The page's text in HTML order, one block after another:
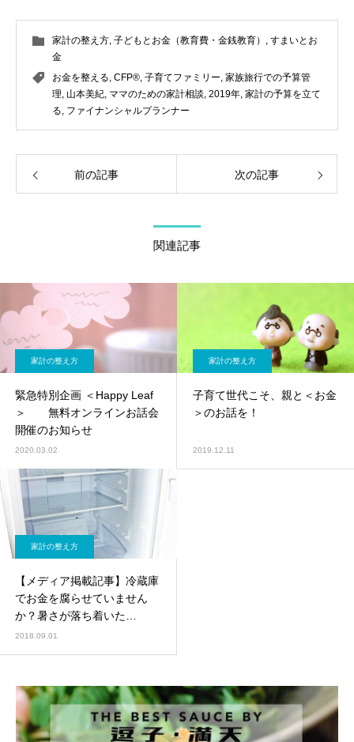
家計の整え方, 子どもとお金（教育費・金銭教育） , すまいとお
金
お金を整える, CFP®, 子育てファミリー, 家族旅行での予算管
理, 山本美紀, ママのための家計相談, 2019年, 家計の予算を立て
る, ファイナンシャルプランナー
前の記事 次の記事
関連記事
家計の整え方
緊急特別企画 ＜Happy Leaf
＞ 無料オンラインお話会
開催のお知らせ
2020.03.02
家計の整え方
子育て世代こそ、親と＜お金
＞のお話を！
2019.12.11
家計の整え方
【メディア掲載記事】冷蔵庫
でお金を腐らせていません
か？暑さが落ち着いた
ら、、、冷蔵庫からはじめる
2018.09.01